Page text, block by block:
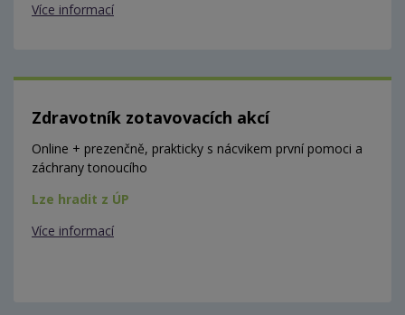
Více informací
Zdravotník zotavovacích akcí
Online + prezenčně, prakticky s nácvikem první pomoci a
záchrany tonoucího
Lze hradit z ÚP
Více informací